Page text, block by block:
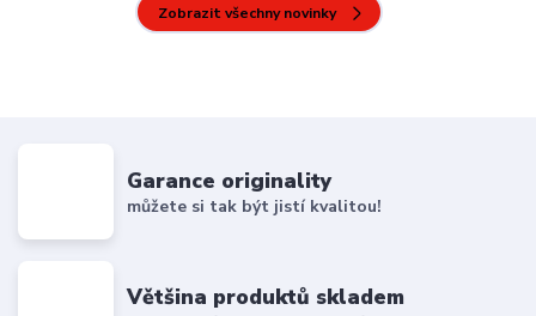
Zobrazit všechny novinky
Garance originality
můžete si tak být jistí kvalitou!
Většina produktů skladem